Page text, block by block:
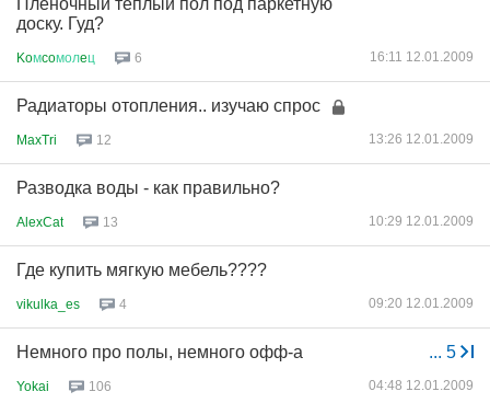
Пленочный теплый пол под паркетную
доску. Гуд?
Koмcoмолeц 6 16:11 12.01.2009
Радиаторы отопления.. изучаю спрос
MaxTri 12 13:26 12.01.2009
Разводка воды - как правильно?
AlexCat 13 10:29 12.01.2009
Где купить мягкую мебель????
vikulka_es 4 09:20 12.01.2009
... 5
Немного про полы, немного офф-а
Yokai 106 04:48 12.01.2009